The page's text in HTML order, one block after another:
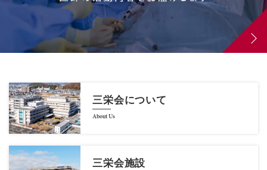
三栄会について
About Us
三栄会施設